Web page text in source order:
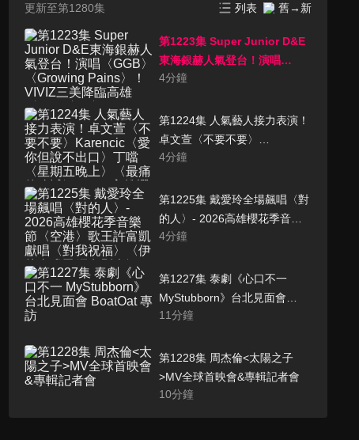
更新至第1280集 列表 舊→新
第1223集 Super Junior D&E
東海銀赫人氣登台！演唱
〈GGB〉〈Growing
〈Shhh!〉〈PULL UP〉-
2026高雄櫻花季音樂節
4分鐘
第1224集 人氣藝人接力表演！
卓文萱〈不要不要〉
Karencic〈愛你但說不出口〉
遺憾〉- 2026高雄櫻花季音樂
節
4分鐘
第1225集 戴愛玲全場飆唱〈對
的人〉- 2026高雄櫻花季音樂
節〈空港〉歌王許富凱獻唱
有別人〉
4分鐘
第1227集 泰劇《心口不一
MyStubborn》台北見面會
BoatOat 專訪
11分鐘
第1228集 周杰倫<太陽之子
>MV全球首映會&專輯記者會
10分鐘